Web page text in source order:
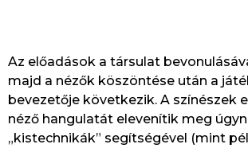
Az előadások a társulat
majd a nézők köszöntése után a
bevezetője következik. A színészek
néző hangulatát elevenítik meg
„kistechnikák” segítségével (mint